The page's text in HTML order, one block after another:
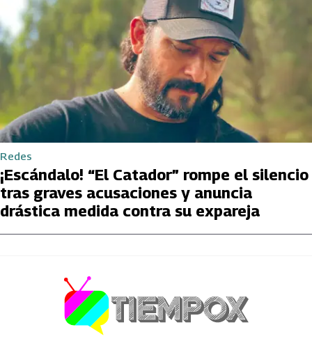
Redes
¡Escándalo! “El Catador” rompe el silencio
tras graves acusaciones y anuncia
drástica medida contra su expareja